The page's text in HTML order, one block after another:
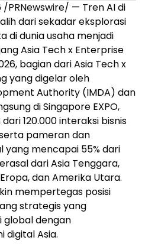
/PRNewswire/ — Tren AI di
dari sekadar eksplorasi
di dunia usaha menjadi
Asia Tech x Enterprise
bagian dari Asia Tech x
yang digelar oleh
Authority (IMDA) dan
di Singapore EXPO,
120.000 interaksi bisnis
pameran dan
mencapai 55% dari
dari Asia Tenggara,
dan Amerika Utara.
mempertegas posisi
strategis yang
global dengan
digital Asia.